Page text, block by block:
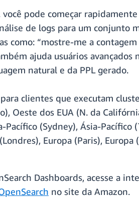
pode começar
de logs para um
como: “mostre-me a
ajuda usuários
natural e da PPL gerado.
clientes que executam
Oeste dos EUA (N. da
Pacífico (Sydney), Ásia-
Europa (Paris),
Dashboards, acesse a
no site da Amazon.